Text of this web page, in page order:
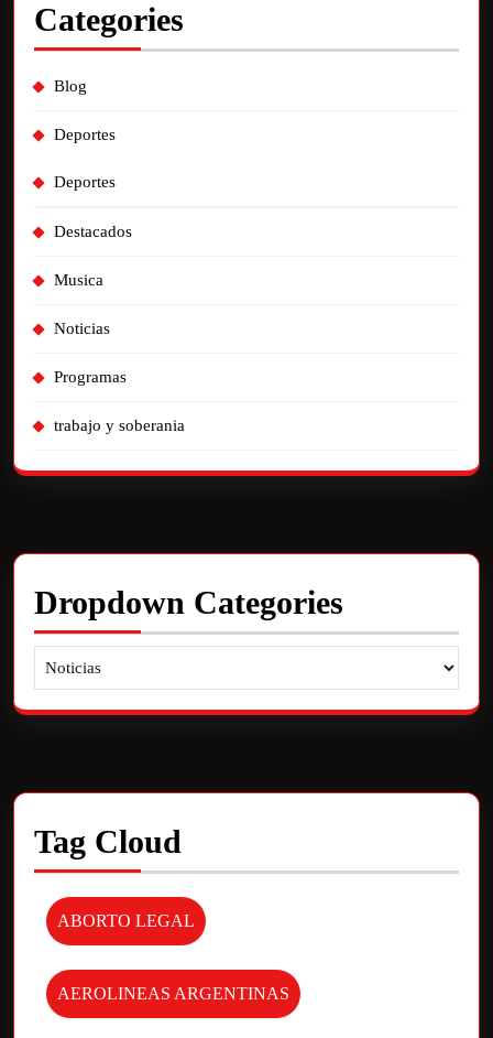
Categories
Blog
Deportes
Deportes
Destacados
Musica
Noticias
Programas
trabajo y soberania
Dropdown Categories
Tag Cloud
ABORTO LEGAL
AEROLINEAS ARGENTINAS